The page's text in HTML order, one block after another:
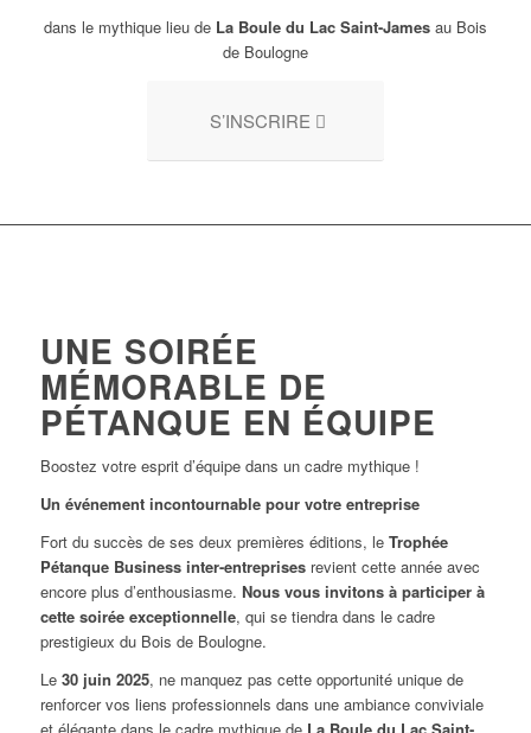
dans le mythique lieu de La Boule du Lac Saint-Jamesau Bois
de Boulogne
S’INSCRIRE
UNE SOIRÉE
MÉMORABLE DE
PÉTANQUE EN ÉQUIPE
Boostez votre esprit d’équipe dans un cadre mythique !
Un événement incontournable pour votre entreprise
Fort du succès de ses deux premières éditions, le Trophée
Pétanque Business inter-entreprisesrevient cette année avec
encore plus d’enthousiasme. Nous vous invitons à participer à
cette soirée exceptionnelle, qui se tiendra dans le cadre
prestigieux du Bois de Boulogne.
Le 30 juin 2025, ne manquez pas cette opportunité unique de
renforcer vos liens professionnels dans une ambiance conviviale